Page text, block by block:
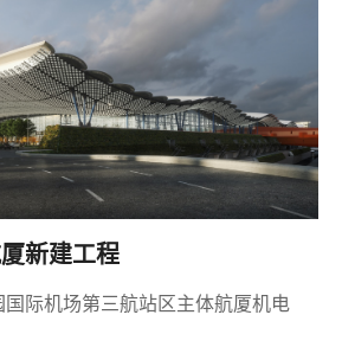
新建工程
际机场第三航站区主体航厦机电